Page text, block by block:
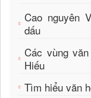
Cao nguyên
dấu
Các vùng
Hiếu
Tìm hiểu văn